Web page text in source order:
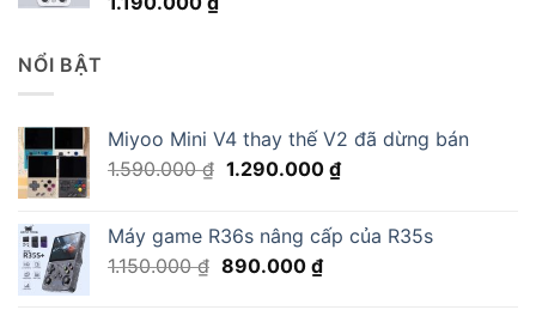
NỔI BẬT
Miyoo Mini V4 thay thế V2 đã dừng bán
1.590.000₫ Giá
1.590.000 ₫.
1.290.000 ₫Giá
là:
Máy game R36s nâng cấp của R35s
1.150.000₫ Giá
890.000 ₫Giá